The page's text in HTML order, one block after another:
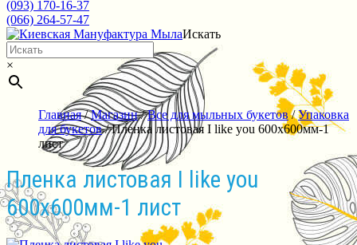
(093) 170-16-37
(066) 264-57-47
Искать
×
Главная/Магазин/Все для мыльных букетов/Упаковка
для букетов/ Пленка листовая I like you 600х600мм-1
лист
Пленка листовая I like you
600х600мм-1 лист